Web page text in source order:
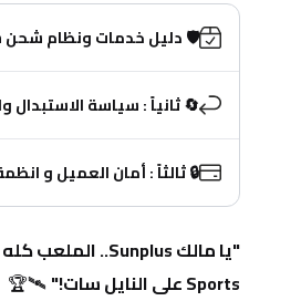
🛡️ دليل خدمات ونظام شحن MasryTech ( مهم جدا )
🔄 ثانياً : سياسة الاستبدال
🔒 ثالثاً : أمان العميل و
Sports على النايل سات!"
🛰️🏆